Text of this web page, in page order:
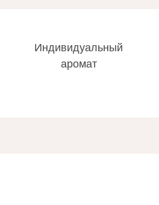
Индивидуальный
аромат